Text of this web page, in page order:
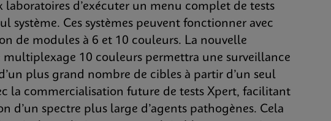
laboratoires d’exécuter un menu complet de tests
système. Ces systèmes peuvent fonctionner avec
de modules à 6 et 10 couleurs. La nouvelle
10 couleurs permettra une surveillance
plus grand nombre de cibles à partir d’un seul
la commercialisation future de tests Xpert, facilitant
d’un spectre plus large d’agents pathogènes. Cela